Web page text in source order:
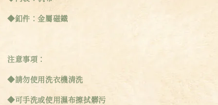
◆釦件：金屬磁鐵
注意事項：
◆請勿使用洗衣機清洗
◆可手洗或使用濕布擦拭髒污